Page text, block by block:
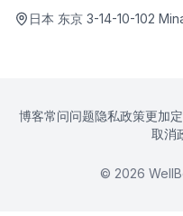
日本 东京 3-14-10-102
博客常问问题隐私政策更加
取消
© 2026